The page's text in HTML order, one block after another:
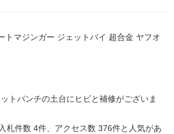
トマジンガー ジェットバイ 超合金 ヤフオ
トパンチの土台にヒビと補修がございま
札件数 4件、アクセス数 376件と人気があ